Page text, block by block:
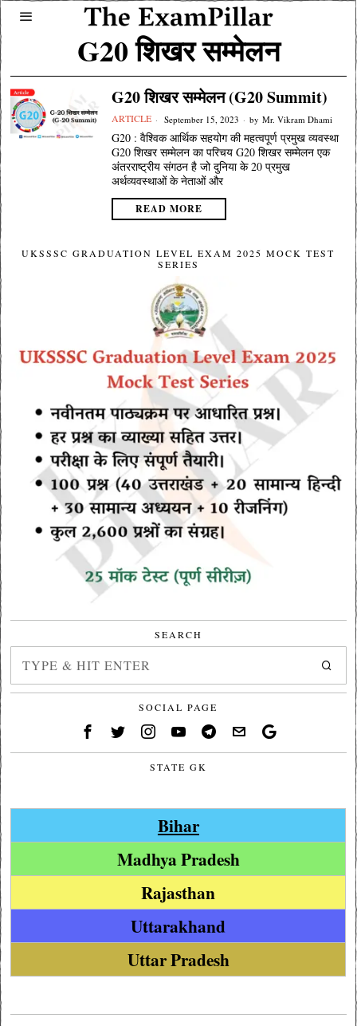
G20 शिखर सम्मेलन
G20 शिखर सम्मेलन (G20 Summit)
ARTICLE September 15, 2023 by Mr. Vikram Dhami
G20 : वैश्विक आर्थिक सहयोग की महत्वपूर्ण प्रमुख व्यवस्था
G20 शिखर सम्मेलन का परिचय G20 शिखर सम्मेलन एक
अंतरराष्ट्रीय संगठन है जो दुनिया के 20 प्रमुख
अर्थव्यवस्थाओं के नेताओं और
READ MORE
UKSSSC GRADUATION LEVEL EXAM 2025 MOCK TEST
SERIES
SEARCH
SOCIAL PAGE
STATE GK
Bihar
Madhya Pradesh
Rajasthan
Uttarakhand
Uttar Pradesh